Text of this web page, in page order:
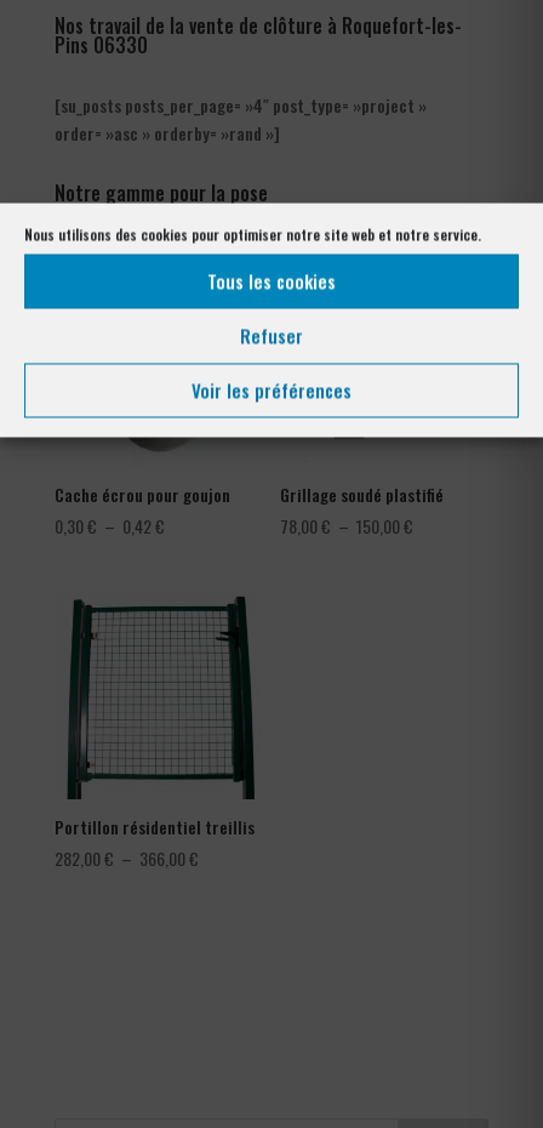
Nous utilisons des cookies pour optimiser notre site web et notre service.
Tous les cookies
Refuser
Voir les préférences
Nos travail de la vente de clôture à Roquefort-les-
Pins 06330
[su_posts posts_per_page= »4″ post_type= »project »
order= »asc » orderby= »rand »]
Notre gamme pour la pose
à Roquefort-les-Pins 06330
Cache écrou pour goujon
0,30€ – 0,42€Plage
0,30 €
à
Grillage soudé plastifié
78,00€ – 150,00€
Portillon résidentiel treillis
282,00€ – 366,00€Plage